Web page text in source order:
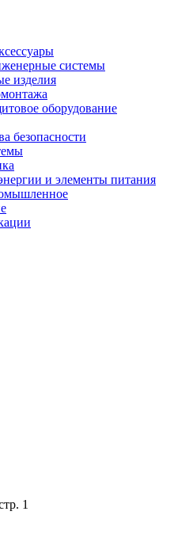
системы
изделия
оборудование
безопасности
и элементы питания
1